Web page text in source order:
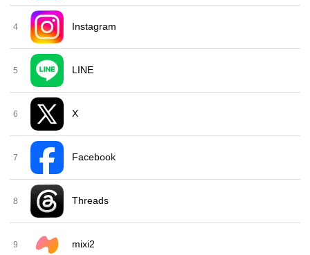
4 Instagram
5 LINE
6 X
7 Facebook
8 Threads
9 mixi2